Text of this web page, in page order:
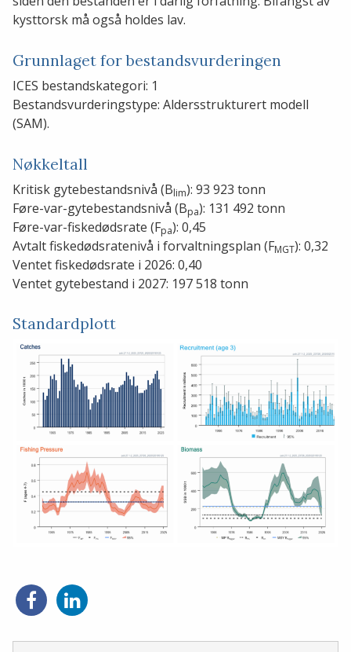
kysttorsk må også holdes lav.
Grunnlaget for bestandsvurderingen
ICES bestandskategori: 1
Bestandsvurderingstype: Aldersstrukturert modell
(SAM).
Nøkkeltall
Kritisk gytebestandsnivå (Blim): 93 923 tonn
Føre-var-gytebestandsnivå (Bpa): 131 492 tonn
Føre-var-fiskedødsrate (Fpa): 0,45
Avtalt fiskedødsratenivå i forvaltningsplan (FMGT): 0,32
Ventet fiskedødsrate i 2026: 0,40
Ventet gytebestand i 2027: 197 518 tonn
Standardplott
Del
på
Del
på